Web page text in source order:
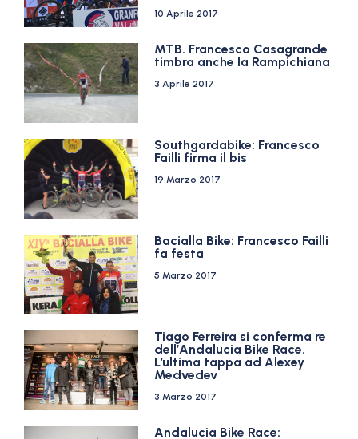
10 Aprile 2017
MTB. Francesco Casagrande
timbra anche la Rampichiana
3 Aprile 2017
Southgardabike: Francesco
Failli firma il bis
19 Marzo 2017
Bacialla Bike: Francesco Failli
fa festa
5 Marzo 2017
Tiago Ferreira si conferma re
dell’Andalucia Bike Race.
L’ultima tappa ad Alexey
Medvedev
3 Marzo 2017
Andalucia Bike Race: